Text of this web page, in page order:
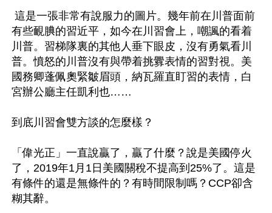
有些靦腆的習近平，如今在川習會上，嘲諷的看着
川普。習梯隊裏的其他人垂下眼皮，沒有勇氣看川
普。憤怒的川普沒有與帶着挑釁表情的習對視。美
國務卿蓬佩奧緊皺眉頭，納瓦羅直盯習的表情，白
宮辦公廳主任凱利也……
到底川習會雙方談的怎麼樣？
「偉光正」一直說贏了，贏了什麼？說是美國停火
了，2019年1月1日美國關稅不提高到25%了。這是
有條件的還是無條件的？有時間限制嗎？CCP卻含
糊其辭。